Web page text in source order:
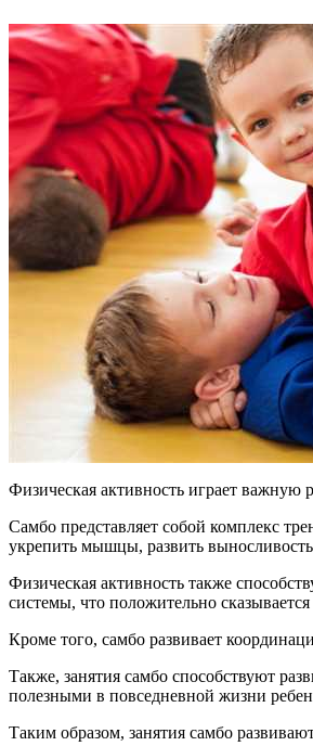
Физическая активность играет важную
Самбо представляет собой комплекс
укрепить мышцы, развить выносливость
Физическая активность также
системы, что положительно
Кроме того, самбо развивает
Также, занятия самбо способствуют
полезными в повседневной жизни
Таким образом, занятия самбо